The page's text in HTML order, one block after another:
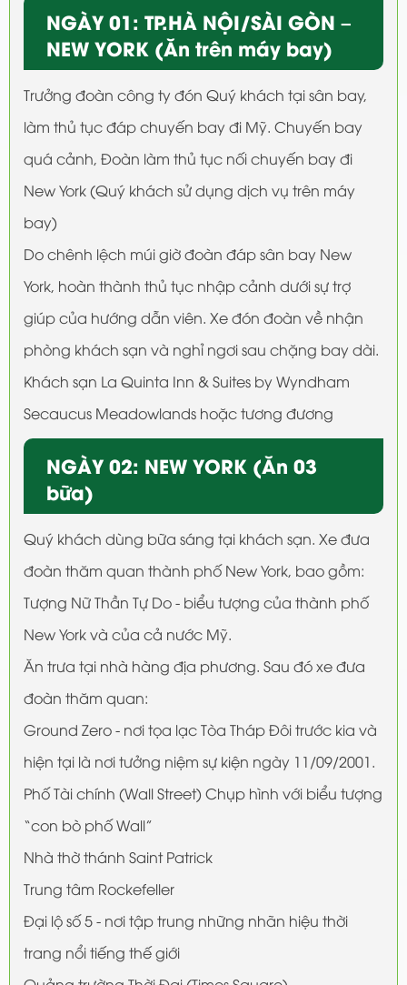
NGÀY 01: TP.HÀ NỘI/SÀI GÒN –
NEW YORK (Ăn trên máy bay)
Trưởng đoàn công ty đón Quý khách tại sân bay,
làm thủ tục đáp chuyến bay đi Mỹ. Chuyến bay
quá cảnh, Đoàn làm thủ tục nối chuyến bay đi
New York (Quý khách sử dụng dịch vụ trên máy
bay)
Do chênh lệch múi giờ đoàn đáp sân bay New
York, hoàn thành thủ tục nhập cảnh dưới sự trợ
giúp của hướng dẫn viên. Xe đón đoàn về nhận
phòng khách sạn và nghỉ ngơi sau chặng bay dài.
Khách sạn La Quinta Inn & Suites by Wyndham
Secaucus Meadowlands hoặc tương đương
NGÀY 02: NEW YORK (Ăn 03
bữa)
Quý khách dùng bữa sáng tại khách sạn. Xe đưa
đoàn thăm quan thành phố New York, bao gồm:
Tượng Nữ Thần Tự Do - biểu tượng của thành phố
New York và của cả nước Mỹ.
Ăn trưa tại nhà hàng địa phương. Sau đó xe đưa
đoàn thăm quan:
Ground Zero - nơi tọa lạc Tòa Tháp Đôi trước kia và
hiện tại là nơi tưởng niệm sự kiện ngày 11/09/2001.
Phố Tài chính (Wall Street) Chụp hình với biểu tượng
“con bò phố Wall”
Nhà thờ thánh Saint Patrick
Trung tâm Rockefeller
Đại lộ số 5 - nơi tập trung những nhãn hiệu thời
trang nổi tiếng thế giới